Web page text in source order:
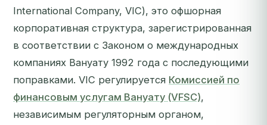
International Company, VIC), это офшорная
корпоративная структура, зарегистрированная
в соответствии с Законом о международных
компаниях Вануату 1992 года с последующими
поправками. VIC регулируется Комиссией по
финансовым услугам Вануату (VFSC),
независимым регуляторным органом,